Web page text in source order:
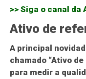
>> Siga o canal da
Ativo de
A principal
chamado “Ativo
para medir a